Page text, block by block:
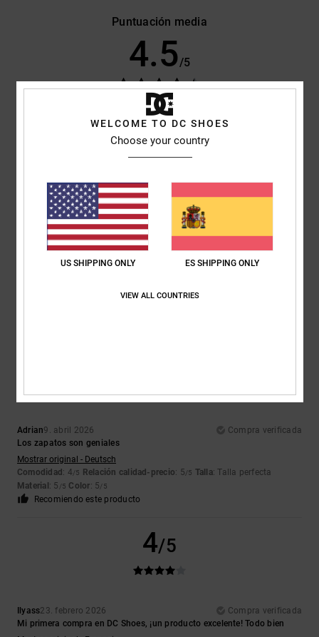
Puntuación media
4.5/5
4 reseñas verificadas
El 75% de nuestros clientes recomiendan este producto
Relación calidad-precio
Talla
Demasiado pequeñoDemasiado grande
Adrian9. abril 2026
Compra verificada
Los zapatos son geniales
Mostrar original - Deutsch
Comodidad : 4/5 Relación calidad-precio: 5/5 Talla: Talla perfecta
Material : 5 /5 Color: 5/5
Recomiendo este producto
4/5
Ilyass23. febrero 2026
Compra verificada
Mi primera compra en DC Shoes, ¡un producto excelente! Todo bien
WELCOME TO DC SHOES
Choose your country
US SHIPPING ONLY ES SHIPPING ONLY
VIEW ALL COUNTRIES